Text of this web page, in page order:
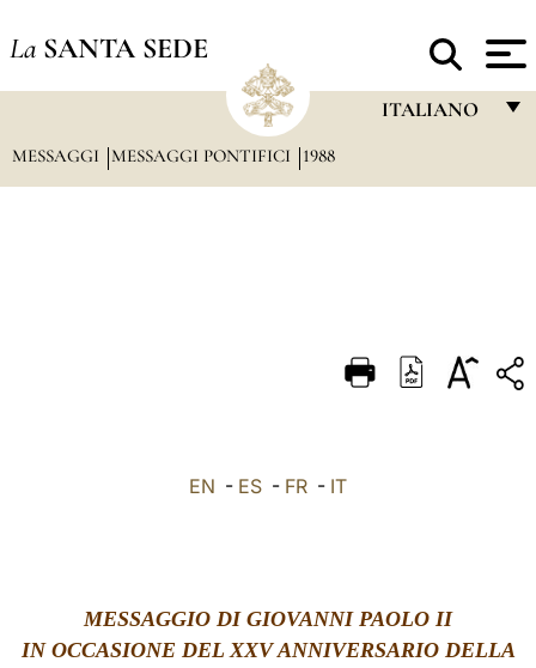
La SANTA SEDE
ITALIANO
DEUTSCH
MESSAGGI MESSAGGI PONTIFICI 1988
EN - ES - FR - IT
MESSAGGIO DI GIOVANNI PAOLO II
IN OCCASIONE DEL XXV ANNIVERSARIO DELLA